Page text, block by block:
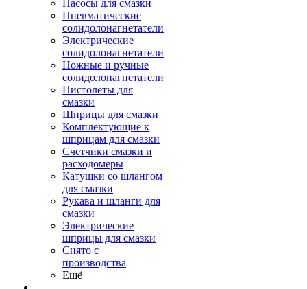
Насосы для смазки
Пневматические
солидолонагнетатели
Электрические
солидолонагнетатели
Ножные и ручные
солидолонагнетатели
Пистолеты для
смазки
Шприцы для смазки
Комплектующие к
шприцам для смазки
Счетчики смазки и
расходомеры
Катушки со шлангом
для смазки
Рукава и шланги для
смазки
Электрические
шприцы для смазки
Снято с
производства
Ещё